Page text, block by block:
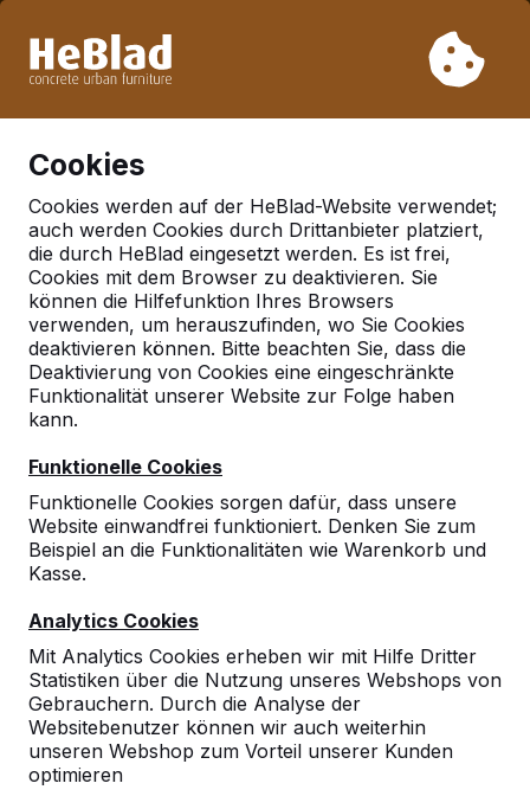
Woche 33 nicht. Bitte berücksichtigen Sie daher längere
Cookies
Cookies werden auf der HeBlad-Website verwendet;
auch werden Cookies durch Drittanbieter platziert,
die durch HeBlad eingesetzt werden. Es ist frei,
Cookies mit dem Browser zu deaktivieren. Sie
können die Hilfefunktion Ihres Browsers
verwenden, um herauszufinden, wo Sie Cookies
deaktivieren können. Bitte beachten Sie, dass die
Deaktivierung von Cookies eine eingeschränkte
Funktionalität unserer Website zur Folge haben
kann.
Funktionelle Cookies
Funktionelle Cookies sorgen dafür, dass unsere
Website einwandfrei funktioniert. Denken Sie zum
Beispiel an die Funktionalitäten wie Warenkorb und
Kasse.
Analytics Cookies
Mit Analytics Cookies erheben wir mit Hilfe Dritter
Statistiken über die Nutzung unseres Webshops von
Gebrauchern. Durch die Analyse der
Websitebenutzer können wir auch weiterhin
unseren Webshop zum Vorteil unserer Kunden
optimieren
Zubehör
Tischfußball ein Set von 8
Stagen